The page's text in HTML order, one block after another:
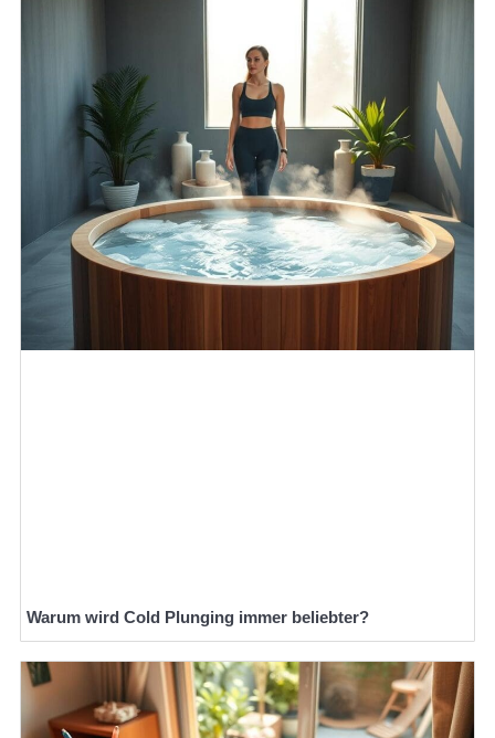
Warum wird Cold Plunging immer beliebter?